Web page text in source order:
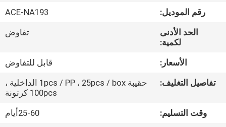
جولة
المعمل
مراقبة
الجودة
رقم الموديل:
ACE-NA193
الحد الأدنى
لكمية:
تفاوض
الأسعار:
قابل للتفاوض
تفاصيل التغليف:
حقيبة 1pcs / PP ، 25pcs / box الداخلية ،
100pcs كرتونة
وقت التسليم:
25-60أيام